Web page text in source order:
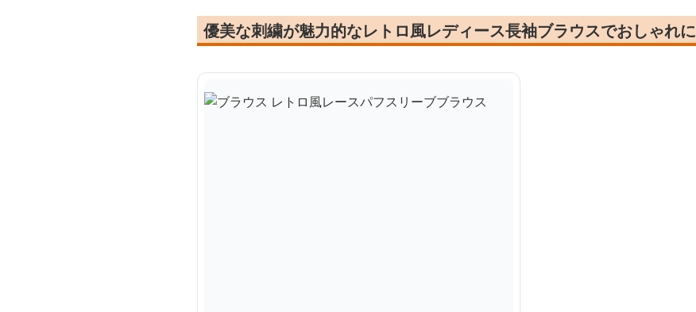
優美な刺繍が魅力的なレトロ風レディース長袖ブラウスでおしゃれに